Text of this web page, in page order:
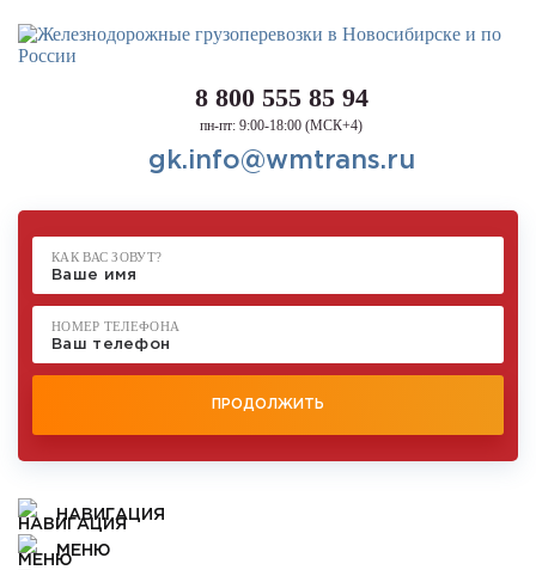
КАК ВАС ЗОВУТ?
НОМЕР ТЕЛЕФОНА
ПРОДОЛЖИТЬ
8 800 555 85 94
пн-пт: 9:00-18:00 (МСК+4)
gk.info@wmtrans.ru
НАВИГАЦИЯ
МЕНЮ